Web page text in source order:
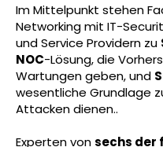
Im Mittelpunkt stehen
Networking mit IT-
und Service Providern zu
NOC-Lösung, die
Wartungen geben, und
wesentliche Grundlage
Attacken dienen..
Experten von sechs der